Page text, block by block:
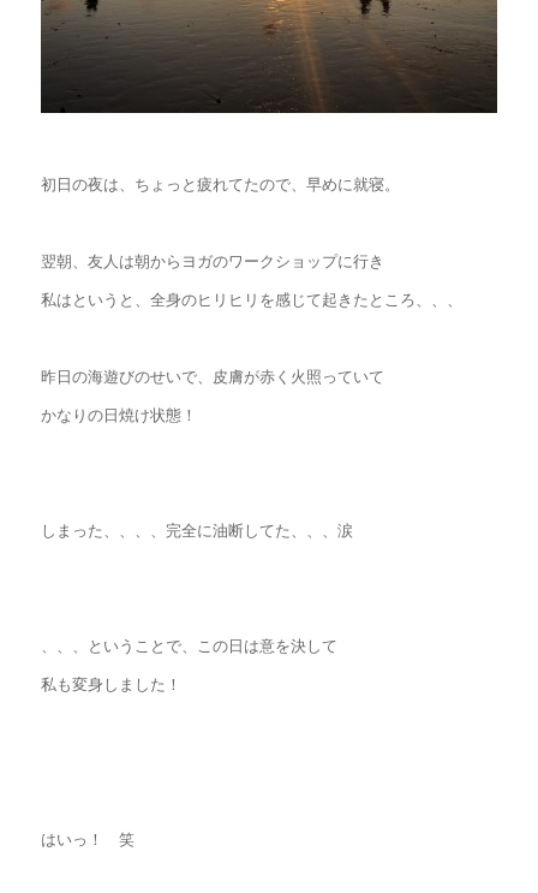
初日の夜は、ちょっと疲れてたので、早めに就寝。
翌朝、友人は朝からヨガのワークショップに行き
私はというと、全身のヒリヒリを感じて起きたところ、、、
昨日の海遊びのせいで、皮膚が赤く火照っていて
かなりの日焼け状態！
しまった、、、、完全に油断してた、、、涙
、、、ということで、この日は意を決して
私も変身しました！
はいっ！ 笑